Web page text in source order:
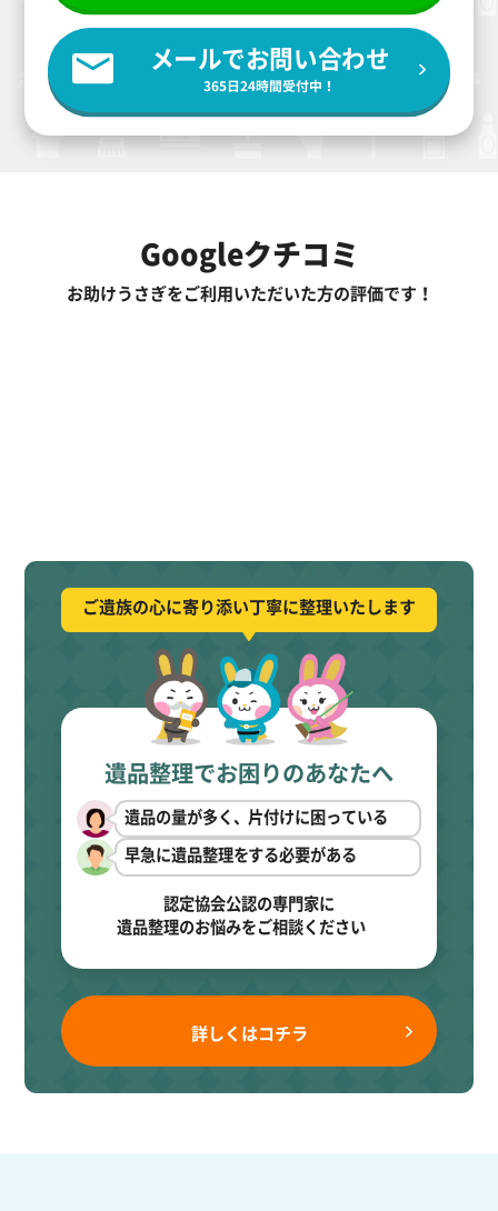
メールでお問い合わせ
365日24時間受付中！
Googleクチコミ
お助けうさぎをご利用いただいた方の評価です！
ご遺族の心に寄り添い丁寧に整理いたします
遺品整理でお困りのあなたへ
遺品の量が多く、片付けに困っている
早急に遺品整理をする必要がある
認定協会公認の専門家に
遺品整理のお悩みをご相談ください
詳しくはコチラ